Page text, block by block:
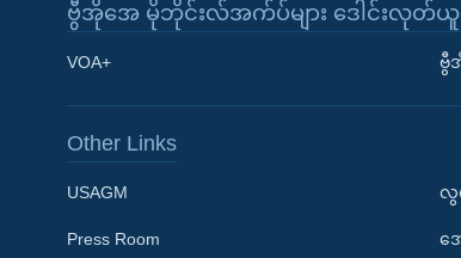
Learning English
ဘာသာစကားများ
ဗွီအိုအေ မိုဘိုင်းလ်အက်ပ်များ ဒေါင်းလုတ်ယူ
VOA+ ဗွီ
Other Links
USAGM
Press Room
လွ
အ